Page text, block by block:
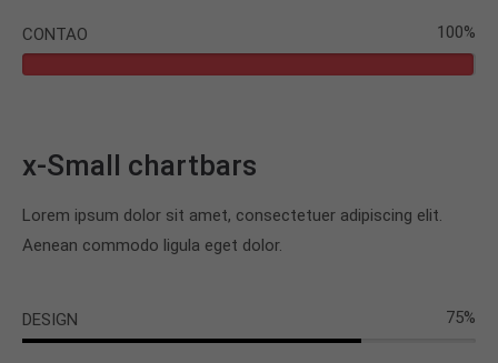
CONTAO 100%
x-Small chartbars
Lorem ipsum dolor sit amet, consectetuer adipiscing elit.
Aenean commodo ligula eget dolor.
DESIGN 75%